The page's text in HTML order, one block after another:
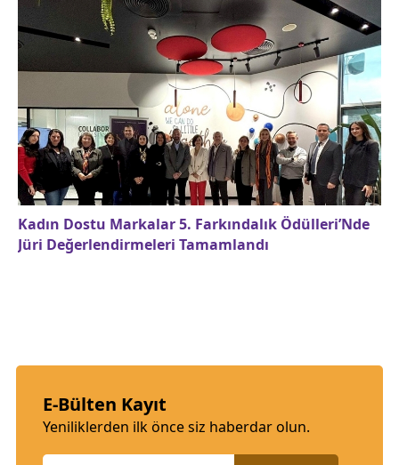
Kadın Dostu Markalar 5. Farkındalık Ödülleri’Nde
Jüri Değerlendirmeleri Tamamlandı
E-Bülten Kayıt
Yeniliklerden ilk önce siz haberdar olun.